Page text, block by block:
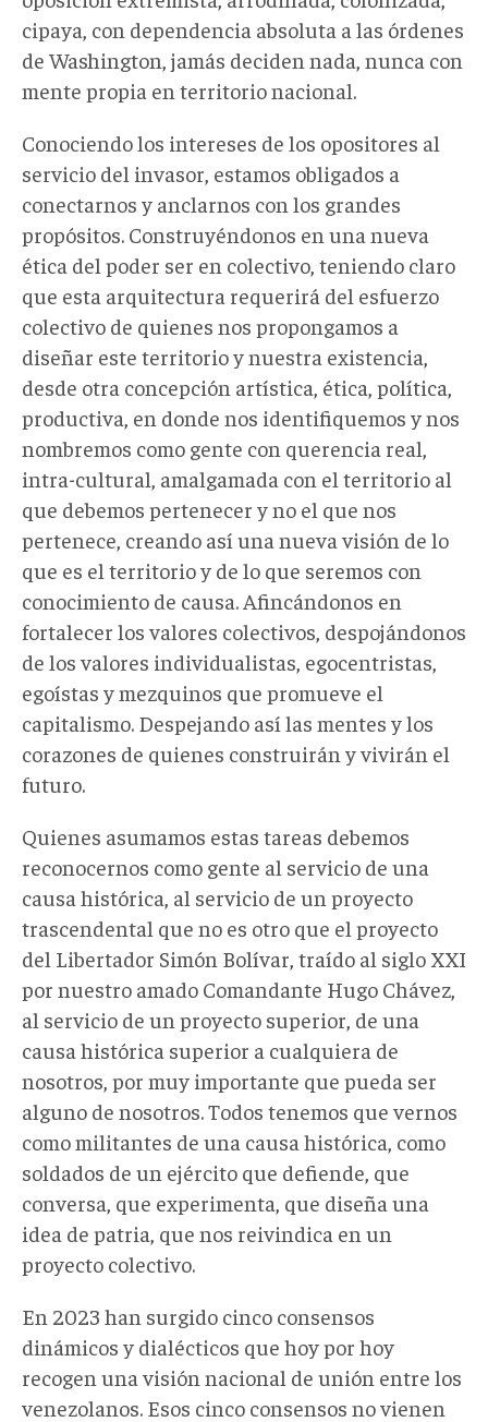
cipaya, con dependencia absoluta a las órdenes
de Washington, jamás deciden nada, nunca con
mente propia en territorio nacional.
Conociendo los intereses de los opositores al
servicio del invasor, estamos obligados a
conectarnos y anclarnos con los grandes
propósitos. Construyéndonos en una nueva
ética del poder ser en colectivo, teniendo claro
que esta arquitectura requerirá del esfuerzo
colectivo de quienes nos propongamos a
diseñar este territorio y nuestra existencia,
desde otra concepción artística, ética, política,
productiva, en donde nos identifiquemos y nos
nombremos como gente con querencia real,
intra-cultural, amalgamada con el territorio al
que debemos pertenecer y no el que nos
pertenece, creando así una nueva visión de lo
que es el territorio y de lo que seremos con
conocimiento de causa. Afincándonos en
fortalecer los valores colectivos, despojándonos
de los valores individualistas, egocentristas,
egoístas y mezquinos que promueve el
capitalismo. Despejando así las mentes y los
corazones de quienes construirán y vivirán el
futuro.
Quienes asumamos estas tareas debemos
reconocernos como gente al servicio de una
causa histórica, al servicio de un proyecto
trascendental que no es otro que el proyecto
del Libertador Simón Bolívar, traído al siglo XXI
por nuestro amado Comandante Hugo Chávez,
al servicio de un proyecto superior, de una
causa histórica superior a cualquiera de
nosotros, por muy importante que pueda ser
alguno de nosotros. Todos tenemos que vernos
como militantes de una causa histórica, como
soldados de un ejército que defiende, que
conversa, que experimenta, que diseña una
idea de patria, que nos reivindica en un
proyecto colectivo.
En 2023 han surgido cinco consensos
dinámicos y dialécticos que hoy por hoy
recogen una visión nacional de unión entre los
venezolanos. Esos cinco consensos no vienen